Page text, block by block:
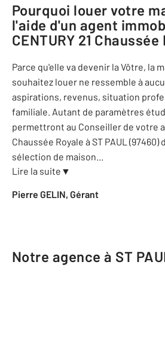
Pourquoi louer votre
l'aide d'un agent
CENTURY 21 Chaussée
Parce qu'elle va devenir la Vôtre, la
souhaitez louer ne ressemble à
aspirations, revenus, situation
familiale. Autant de paramètres
permettront au Conseiller de votre
Chaussée Royale à ST PAUL
sélection de maison...
Lire la suite ▼
Pierre GELIN, Gérant
Notre agence à ST